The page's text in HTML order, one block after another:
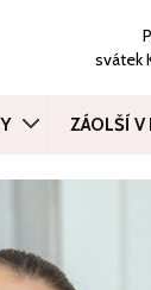
svátek
ZÁOLŠÍ V